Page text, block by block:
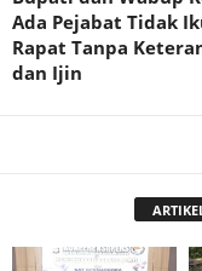
Ada Pejabat Tidak
Rapat Tanpa
dan Ijin